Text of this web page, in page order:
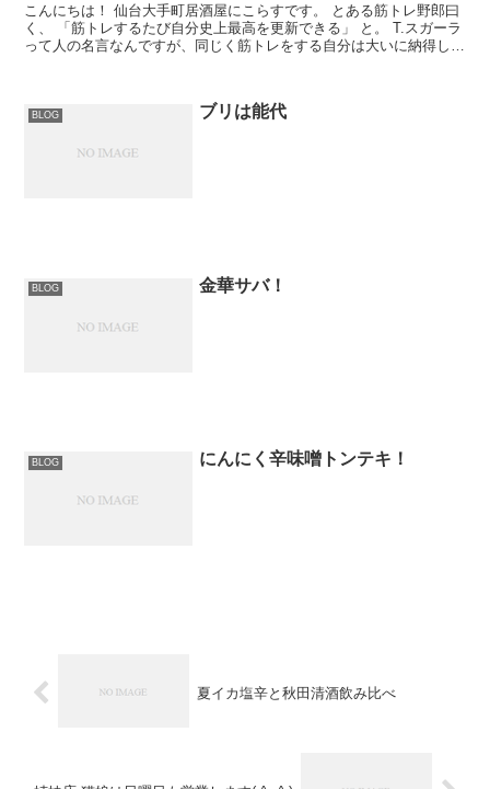
こんにちは！ 仙台大手町居酒屋にこらすです。 とある筋トレ野郎曰
く、 「筋トレするたび自分史上最高を更新できる」 と。 T.スガーラ
って人の名言なんですが、同じく筋トレをする自分は大いに納得して
BLOG ブリは能代
BLOG 金華サバ！
BLOG にんにく辛味噌トンテキ！
夏イカ塩辛と秋田清酒飲み比べ